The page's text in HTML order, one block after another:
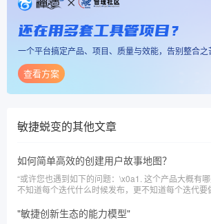
还在用多套工具管项目？
一个平台搞定产品、项目、质量与效能，告别整合之
查看方案
敏捷蜕变的其他文章
如何简单高效的创建用户故事地图？
“或许您也遇到如下的问题：\x0a1. 这个产品大概有哪些主要功能？\x0a2.
不知道每个迭代什么时候发布，更不知道每个迭代要
题”
"敏捷创新生态的能力模型"